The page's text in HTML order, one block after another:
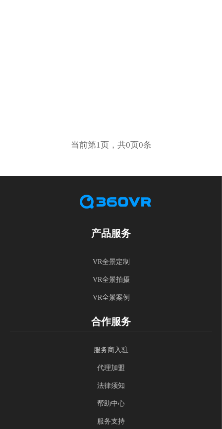
当前第1页，共0页0条
产品服务
VR全景定制
VR全景拍摄
VR全景案例
合作服务
服务商入驻
代理加盟
法律须知
帮助中心
服务支持